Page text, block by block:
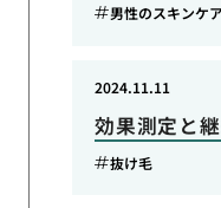
男性のスキンケア
効果測定と
2024.11.11
抜け毛